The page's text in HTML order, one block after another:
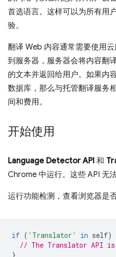
首选语言。这样可以为所有用
验。
翻译 Web 内容通常需要使用
到服务器，服务器会将内容翻
的文本并返回给用户。如果内
数据库，那么与托管翻译服务
间和费用。
开始使用
Language Detector API 和
Chrome 中运行。这些 API 无
运行功能检测，查看浏览器是
if ( 'Translator' in self)
// The Translator API is
}